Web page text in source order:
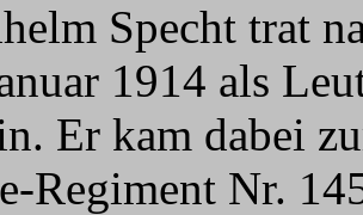
Specht trat
1914 als
Er kam dabei
Regiment Nr.